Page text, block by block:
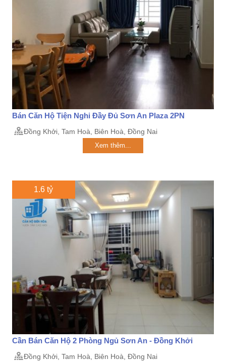
Bán Căn Hộ Tiện Nghi Đầy Đủ Sơn An Plaza 2PN
Đồng Khởi, Tam Hoà, Biên Hoà, Đồng Nai
Xem thêm...
1.6 tỷ
Cần Bán Căn Hộ 2 Phòng Ngủ Sơn An - Đồng Khởi
Đồng Khởi, Tam Hoà, Biên Hoà, Đồng Nai